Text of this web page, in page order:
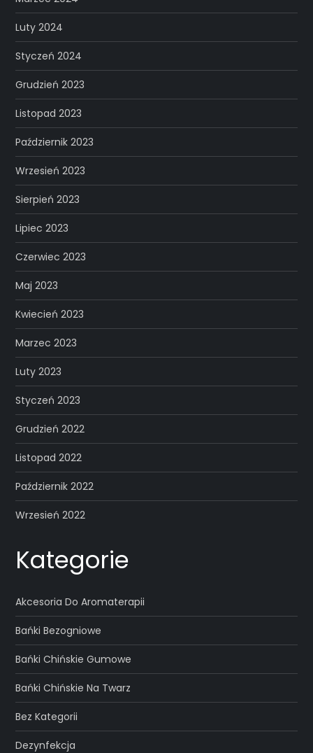
Luty 2024
Styczeń 2024
Grudzień 2023
Listopad 2023
Październik 2023
Wrzesień 2023
Sierpień 2023
Lipiec 2023
Czerwiec 2023
Maj 2023
Kwiecień 2023
Marzec 2023
Luty 2023
Styczeń 2023
Grudzień 2022
Listopad 2022
Październik 2022
Wrzesień 2022
Kategorie
Akcesoria Do Aromaterapii
Bańki Bezogniowe
Bańki Chińskie Gumowe
Bańki Chińskie Na Twarz
Bez Kategorii
Dezynfekcja